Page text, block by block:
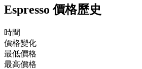
Espresso 價格歷史
時間
價格變化
最低價格
最高價格